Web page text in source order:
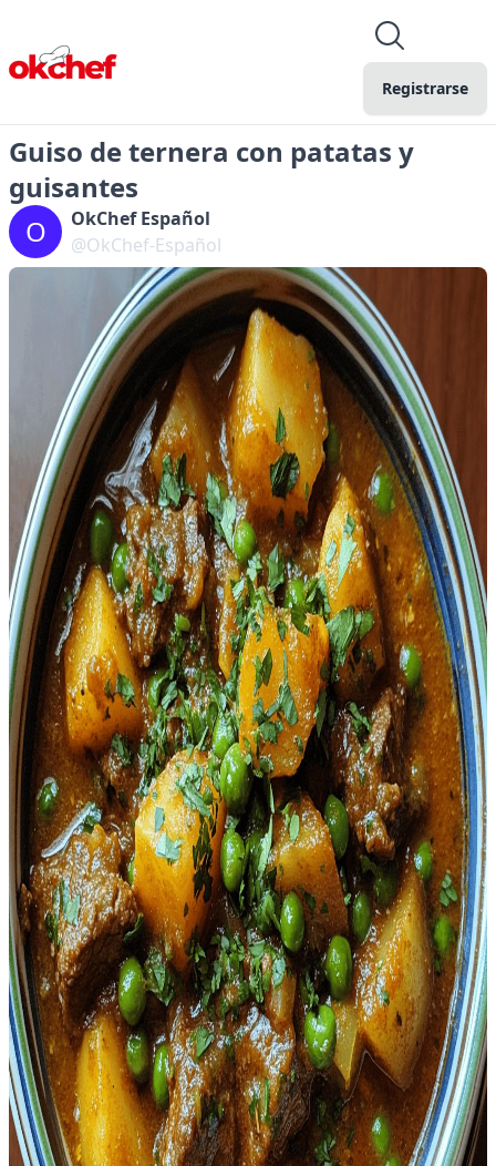
Registrarse
Guiso de ternera con patatas y
guisantes
O
OkChef Español
@OkChef-Español